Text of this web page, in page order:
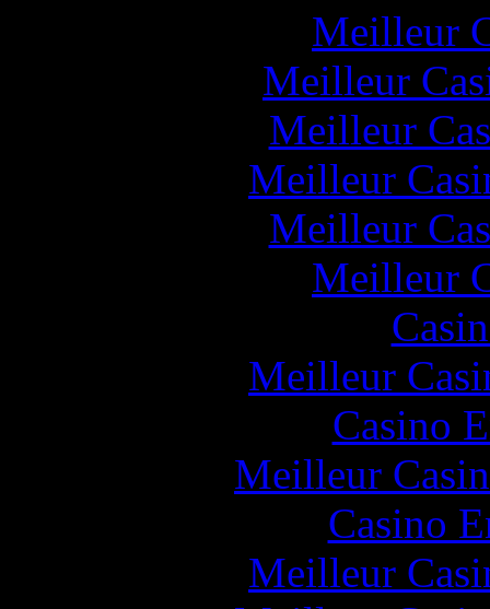
Meilleur
Meilleur
Meilleur
Meilleur
Meilleur
Meilleur
Meilleur
Casino
Meilleur
Casino
Meilleur